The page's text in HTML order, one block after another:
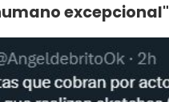
excepcional"